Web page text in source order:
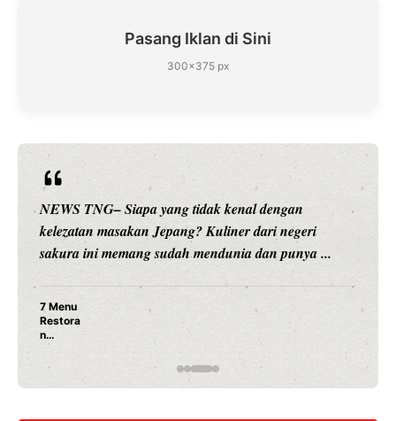
Pasang Iklan di Sini
300×375 px
NEWS TNG– Siapa yang tidak kenal dengan
kelezatan masakan Jepang? Kuliner dari negeri
sakura ini memang sudah mendunia dan punya ...
7 Menu
Restora
n
Jepang
Dicoba,